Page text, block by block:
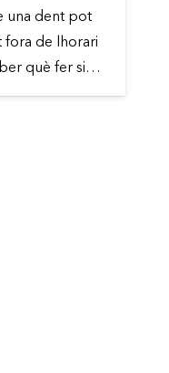
una dent pot
fora de lhorari
què fer si…